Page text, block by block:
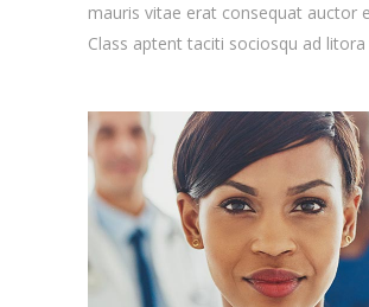
mauris vitae erat consequat auctor
Class aptent taciti sociosqu ad